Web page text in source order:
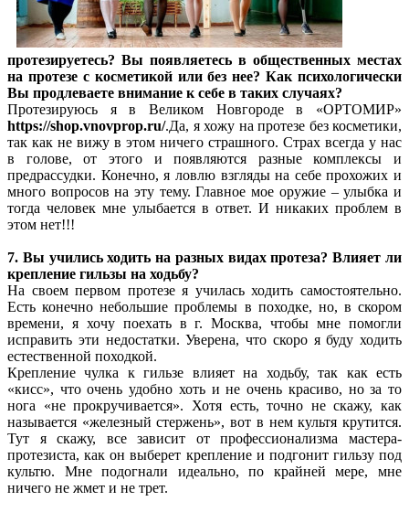
протезируетесь? Вы появляетесь в общественных местах
на протезе с косметикой или без нее? Как психологически
Вы продлеваете внимание к себе в таких случаях?
Протезируюсь я в Великом Новгороде в «ОРТОМИР»
https://shop.vnovprop.ru/.Да, я хожу на протезе без косметики,
так как не вижу в этом ничего страшного. Страх всегда у нас
в голове, от этого и появляются разные комплексы и
предрассудки. Конечно, я ловлю взгляды на себе прохожих и
много вопросов на эту тему. Главное мое оружие – улыбка и
тогда человек мне улыбается в ответ. И никаких проблем в
этом нет!!!
7. Вы учились ходить на разных видах протеза? Влияет ли
крепление гильзы на ходьбу?
На своем первом протезе я училась ходить самостоятельно.
Есть конечно небольшие проблемы в походке, но, в скором
времени, я хочу поехать в г. Москва, чтобы мне помогли
исправить эти недостатки. Уверена, что скоро я буду ходить
естественной походкой.
Крепление чулка к гильзе влияет на ходьбу, так как есть
«кисс», что очень удобно хоть и не очень красиво, но за то
нога «не прокручивается». Хотя есть, точно не скажу, как
называется «железный стержень», вот в нем культя крутится.
Тут я скажу, все зависит от профессионализма мастера-
протезиста, как он выберет крепление и подгонит гильзу под
культю. Мне подогнали идеально, по крайней мере, мне
ничего не жмет и не трет.